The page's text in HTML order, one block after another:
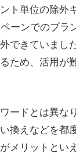
ト単位の除外
ーンでのブラ
できていまし
ため、活用が
ードとは異な
換えなどを都
メリットとい